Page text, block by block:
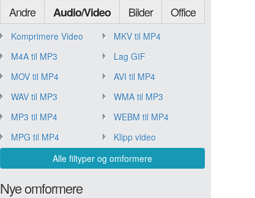
Andre Audio/Video Bilder Office
Komprimere Video
MKV til MP4
M4A til MP3
Lag GIF
MOV til MP4
AVI til MP4
WAV til MP3
WMA til MP3
MP3 til MP4
WEBM til MP4
MPG til MP4
Klipp video
Alle filtyper og omformere
Nye omformere